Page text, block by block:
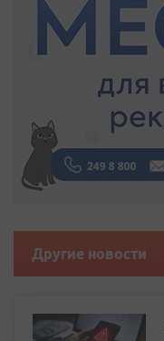
Другие новости